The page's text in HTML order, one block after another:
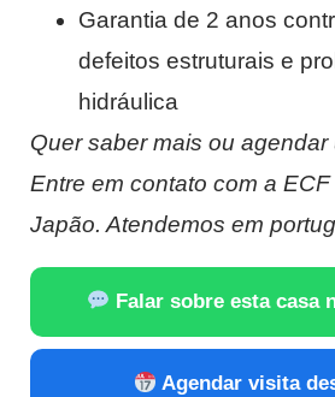
Garantia de 2 anos
defeitos estruturais e
hidráulica
Quer saber mais ou agendar
Entre em contato com a
Japão. Atendemos em
Falar sobre esta casa
Agendar visita